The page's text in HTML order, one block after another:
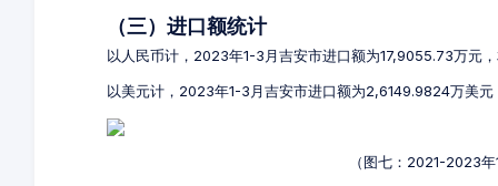
（三）进口额统计
以人民币计，2023年1-3月吉安市进口额为17,9055.73万元
以美元计，2023年1-3月吉安市进口额为2,6149.9824万美
（图七：2021-2023